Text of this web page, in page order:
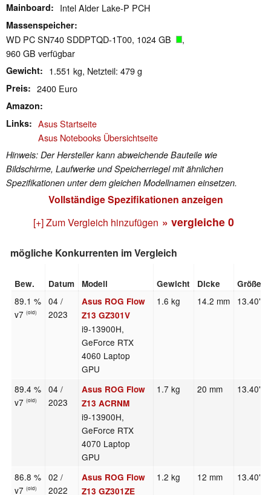
Mainboard Intel Alder Lake-P PCH
Massenspeicher
WD PC SN740 SDDPTQD-1T00, 1024 GB
,
960 GB verfügbar
Gewicht 1.551 kg, Netzteil: 479 g
Preis 2400 Euro
Amazon
Links
Asus Startseite
Asus Notebooks Übersichtseite
Hinweis: Der Hersteller kann abweichende Bauteile wie
Bildschirme, Laufwerke und Speicherriegel mit ähnlichen
Spezifikationen unter dem gleichen Modellnamen einsetzen.
Vollständige Spezifikationen anzeigen
[+] Zum Vergleich hinzufügen » vergleiche 0
mögliche Konkurrenten im Vergleich
Bew. Datum Modell Gewicht Dicke Größe
89.1 %
v7(old)
04 /
2023
Asus ROG Flow
Z13 GZ301V
i9-13900H,
GeForce RTX
4060 Laptop
GPU
1.6 kg 14.2 mm 13.40"
89.4 %
v7(old)
04 /
2023
Asus ROG Flow
Z13 ACRNM
i9-13900H,
GeForce RTX
4070 Laptop
GPU
1.7 kg 20 mm 13.40"
86.8 %
v7(old)
02 /
2022
Asus ROG Flow
Z13 GZ301ZE
1.2 kg 12 mm 13.40"